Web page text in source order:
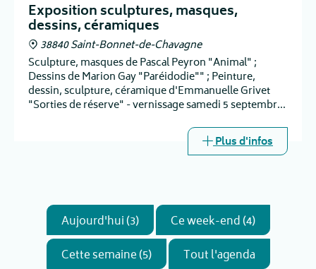
Exposition sculptures, masques,
dessins, céramiques
38840 Saint-Bonnet-de-Chavagne
Sculpture, masques de Pascal Peyron "Animal" ;
Dessins de Marion Gay "Paréidodie"" ; Peinture,
dessin, sculpture, céramique d'Emmanuelle Grivet
"Sorties de réserve" - vernissage samedi 5 septembre
Plus d'infos
Aujourd'hui (3)
Ce week-end (4)
Cette semaine (5)
Tout l'agenda